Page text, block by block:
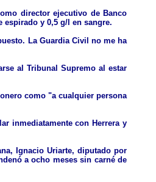
director ejecutivo de Banco
y 0,5 g/l en sangre.
La Guardia Civil no me ha
al Tribunal Supremo al estar
como "a cualquier persona
inmediatamente con Herrera y
Ignacio Uriarte, diputado por
a ocho meses sin carné de